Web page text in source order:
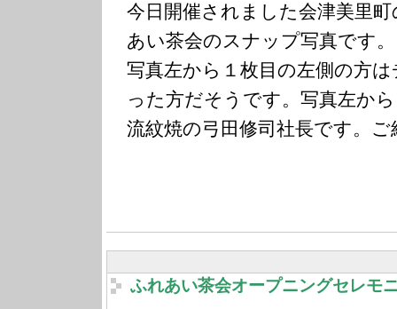
今日開催されました会津美里
あい茶会のスナップ写真です。
写真左から１枚目の左側の方
った方だそうです。写真左か
流紋焼の弓田修司社長です。
ふれあい茶会オープニングセレモ